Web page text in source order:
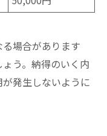
場合があります
ょう。納得のいく内
発生しないように